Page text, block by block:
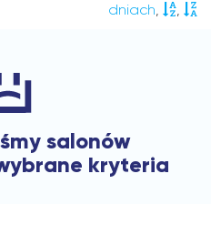
dniach, ,
salonów
kryteria